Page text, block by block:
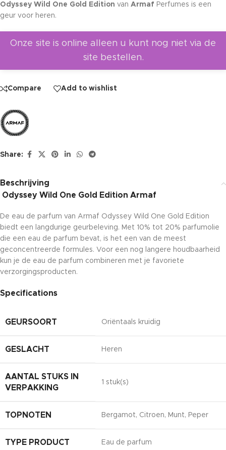
Odyssey Wild One Gold Edition van Armaf Perfumes is een
geur voor heren.
Onze site is online alleen u kunt nog niet via de
site bestellen.
Compare Add to wishlist
Share:
Beschrijving
Odyssey Wild One Gold Edition Armaf
De eau de parfum van Armaf Odyssey Wild One Gold Edition
biedt een langdurige geurbeleving. Met 10% tot 20% parfumolie
die een eau de parfum bevat, is het een van de meest
geconcentreerde formules. Voor een nog langere houdbaarheid
kun je de eau de parfum combineren met je favoriete
verzorgingsproducten.
Specifications
GEURSOORT Oriëntaals kruidig
GESLACHT Heren
AANTAL STUKS IN
VERPAKKING
1 stuk(s)
TOPNOTEN Bergamot, Citroen, Munt, Peper
TYPE PRODUCT Eau de parfum